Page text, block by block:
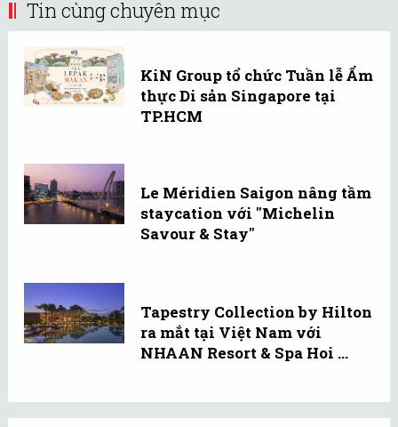
Tin cùng chuyên mục
KiN Group tổ chức Tuần lễ Ẩm
thực Di sản Singapore tại
TP.HCM
Le Méridien Saigon nâng tầm
staycation với "Michelin
Savour & Stay"
Tapestry Collection by Hilton
ra mắt tại Việt Nam với
NHAAN Resort & Spa Hoi ...